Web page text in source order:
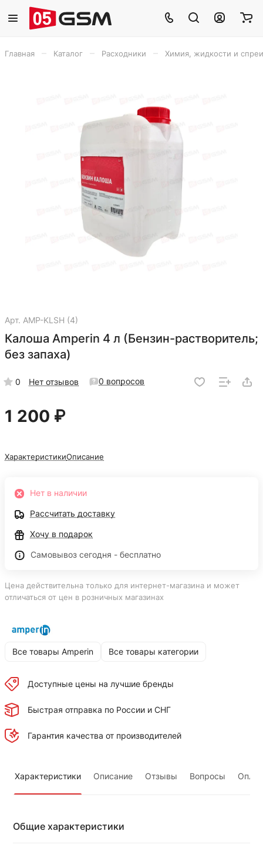
Главная Каталог Расходники Химия, жидкости и
Арт. AMP-KLSH (4)
Калоша Amperin 4 л (Бензин-растворитель;
без запаха)
0 Нет отзывов 0 вопросов
1 200 ₽
ХарактеристикиОписание
Нет в наличии
Рассчитать доставку
Хочу в подарок
Самовывоз сегодня - бесплатно
Цена действительна только для интернет-магазина и может
отличаться от цен в розничных магазинах
Все товары Amperin Все товары категории
Доступные цены на лучшие бренды
Быстрая отправка по России и СНГ
Гарантия качества от производителей
Характеристики Описание Отзывы Вопросы
Общие характеристики